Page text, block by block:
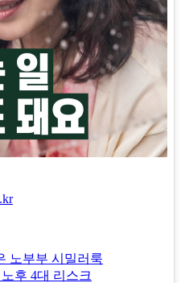
노부부 시밀러룩
후 4대 리스크